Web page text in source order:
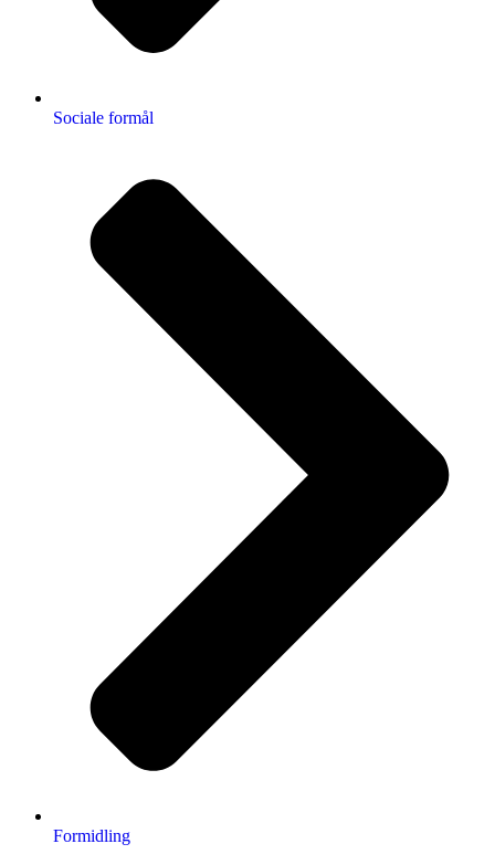
Sociale formål
Formidling